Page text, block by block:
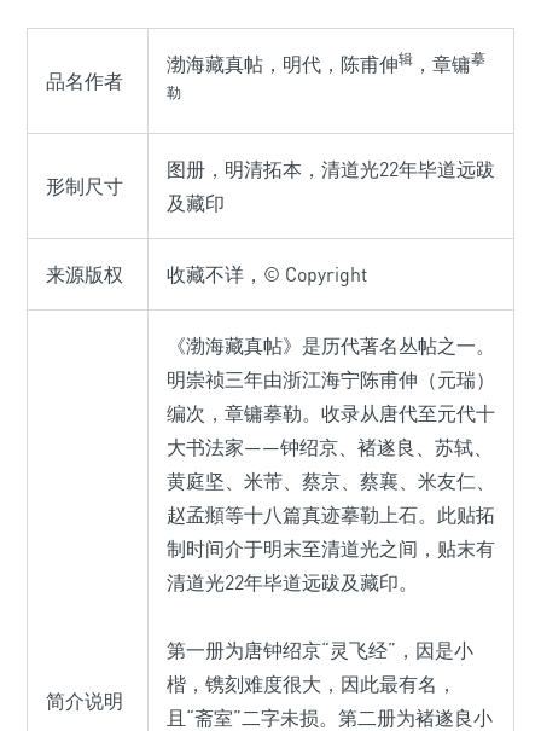
品名作者
渤海藏真帖，明代，陈甫伸辑 ，章镛摹
勒
形制尺寸
图册，明清拓本，清道光22年毕道远跋
及藏印
来源版权 收藏不详，© Copyright
简介说明
《渤海藏真帖》是历代著名丛帖之一。
明崇祯三年由浙江海宁陈甫伸（元瑞）
编次，章镛摹勒。收录从唐代至元代十
大书法家——钟绍京、褚遂良、苏轼、
黄庭坚、米芾、蔡京、蔡襄、米友仁、
赵孟頫等十八篇真迹摹勒上石。此贴拓
制时间介于明末至清道光之间，贴末有
清道光22年毕道远跋及藏印。
第一册为唐钟绍京“灵飞经”，因是小
楷，镌刻难度很大，因此最有名，
且“斋室”二字未损。第二册为褚遂良小